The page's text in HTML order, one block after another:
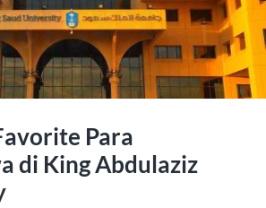
Para
di King Abdulaziz